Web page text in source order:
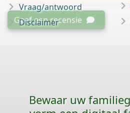
Geef een recensie
Vraag/antwoord
Disclaimer
Bewaar uw